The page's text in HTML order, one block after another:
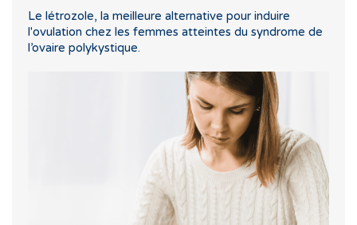
Le létrozole, la meilleure alternative pour induire
l'ovulation chez les femmes atteintes du syndrome de
l’ovaire polykystique.